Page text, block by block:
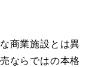
商業施設とは異
ならではの本格